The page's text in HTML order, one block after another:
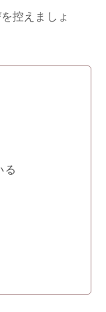
控えましょ
る